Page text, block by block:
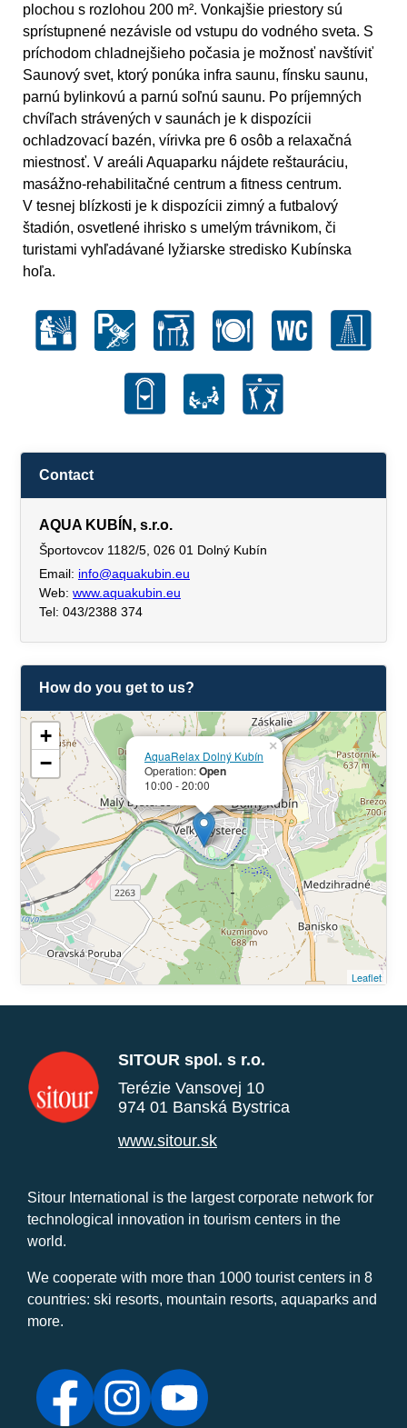
plochou s rozlohou 200 m². Vonkajšie priestory sú
sprístupnené nezávisle od vstupu do vodného sveta. S
príchodom chladnejšieho počasia je možnosť navštíviť
Saunový svet, ktorý ponúka infra saunu, fínsku saunu,
parnú bylinkovú a parnú soľnú saunu. Po príjemných
chvíľach strávených v saunách je k dispozícii
ochladzovací bazén, vírivka pre 6 osôb a relaxačná
miestnosť. V areáli Aquaparku nájdete reštauráciu,
masážno-rehabilitačné centrum a fitness centrum.
V tesnej blízkosti je k dispozícii zimný a futbalový
štadión, osvetlené ihrisko s umelým trávnikom, či
turistami vyhľadávané lyžiarske stredisko Kubínska
hoľa.
Contact
AQUA KUBÍN, s.r.o.
Športovcov 1182/5, 026 01 Dolný Kubín
Email: info@aquakubin.eu
Web: www.aquakubin.eu
Tel: 043/2388 374
How do you get to us?
AquaRelax Dolný Kubín
Operation:Open
10:00 - 20:00
×
+
−
Leaflet
SITOUR spol. s r.o.
Terézie Vansovej 10
974 01 Banská Bystrica
www.sitour.sk
Sitour International is the largest corporate network for
technological innovation in tourism centers in the
world.
We cooperate with more than 1000 tourist centers in 8
countries: ski resorts, mountain resorts, aquaparks and
more.